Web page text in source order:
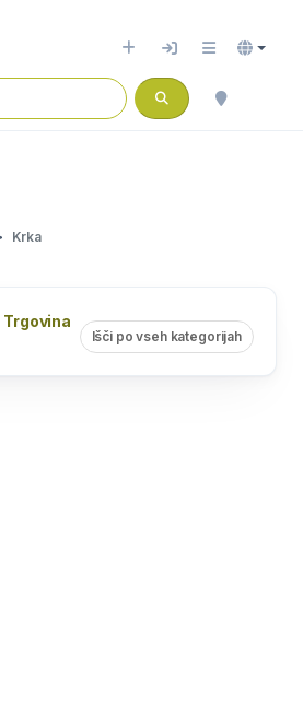
Krka
Trgovina
Išči po vseh kategorijah